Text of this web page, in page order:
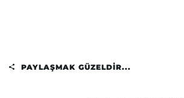
PAYLAŞMAK GÜZELDIR...